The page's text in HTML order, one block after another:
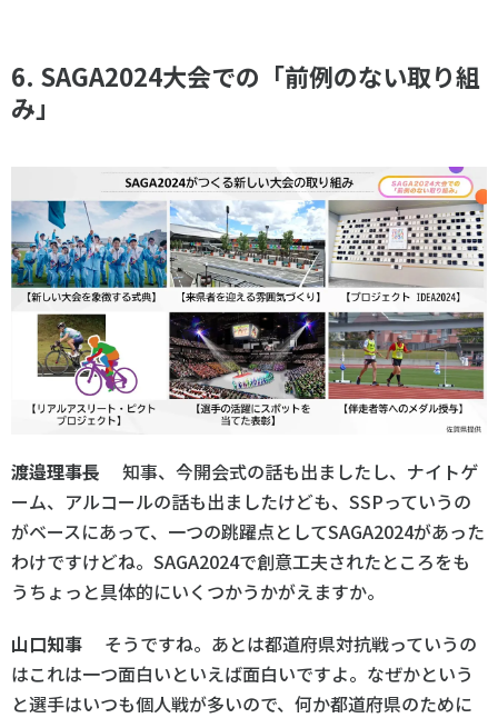
6. SAGA2024大会での「前例のない取り組
み」
渡邉理事長 知事、今開会式の話も出ましたし、ナイトゲ
ーム、アルコールの話も出ましたけども、SSPっていうの
がベースにあって、一つの跳躍点としてSAGA2024があった
わけですけどね。SAGA2024で創意工夫されたところをも
うちょっと具体的にいくつかうかがえますか。
山口知事 そうですね。あとは都道府県対抗戦っていうの
はこれは一つ面白いといえば面白いですよ。なぜかという
と選手はいつも個人戦が多いので、何か都道府県のために